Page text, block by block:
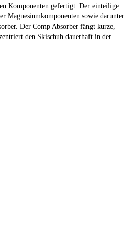
Komponenten gefertigt. Der einteilige
Magnesiumkomponenten sowie darunter
Der Comp Absorber fängt kurze,
den Skischuh dauerhaft in der